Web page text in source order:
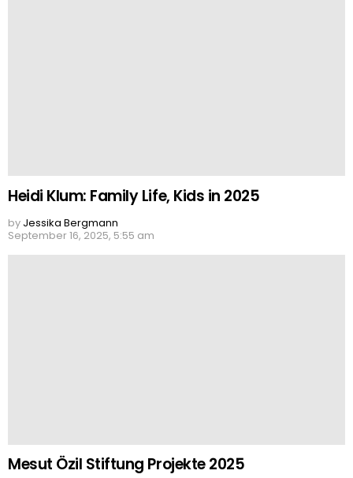
Heidi Klum: Family Life, Kids in 2025
by Jessika Bergmann
September 16, 2025, 5:55 am
Mesut Özil Stiftung Projekte 2025